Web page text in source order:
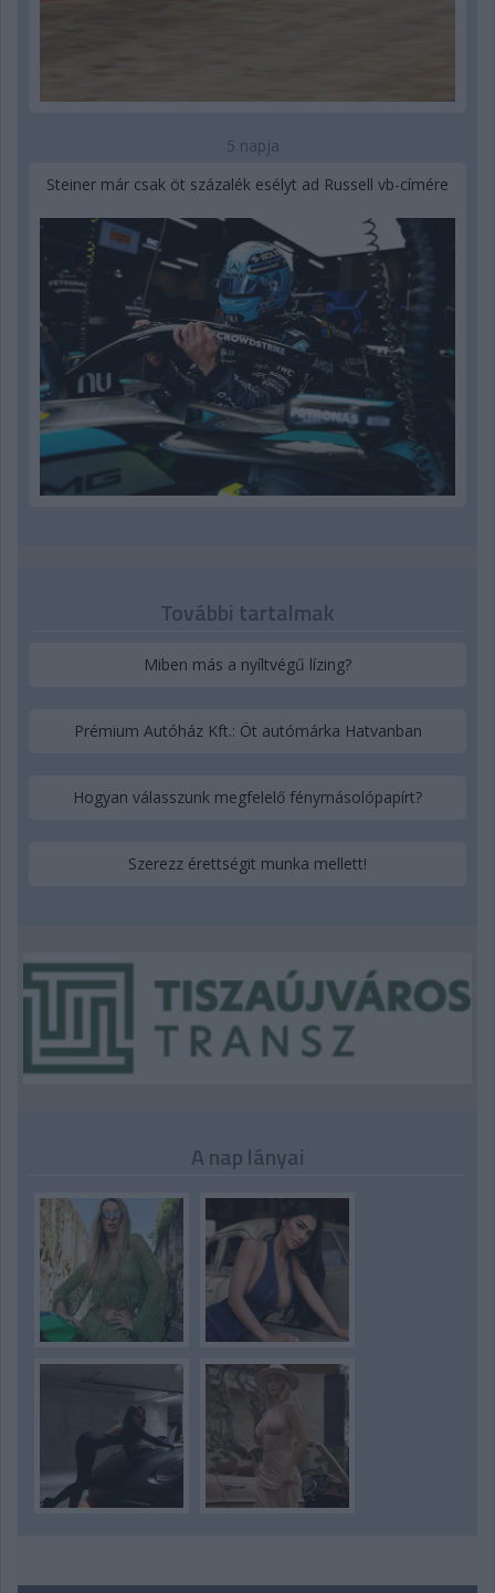
5 napja
Steiner már csak öt százalék esélyt ad Russell vb-címére
További tartalmak
Miben más a nyíltvégű lízing?
Prémium Autóház Kft.: Öt autómárka Hatvanban
Hogyan válasszunk megfelelő fénymásolópapírt?
Szerezz érettségit munka mellett!
A nap lányai